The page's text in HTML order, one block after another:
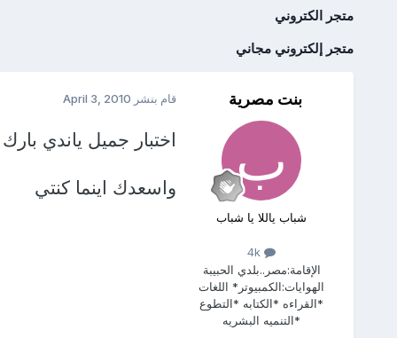
متجر الكتروني
متجر إلكتروني مجاني
بنت مصرية
شباب ياللا يا شباب
4k
الإقامة:مصر..بلدي الحبيبة
الهوايات:الكمبيوتر* اللغات
*القراءه *الكتابه *التطوع
*التنميه البشريه
قام بنشر April 3, 2010
اختبار جميل ياندي بارك
واسعدك اينما كنتي